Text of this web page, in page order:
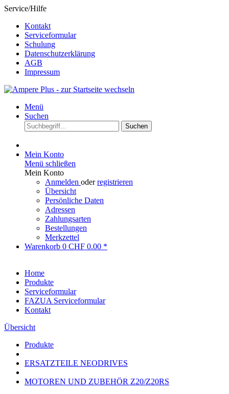
Service/Hilfe
Kontakt
Serviceformular
Schulung
Datenschutzerklärung
AGB
Impressum
Menü
Suchen
Suchen
Mein Konto
Menü schließen
Mein Konto
Anmelden oderregistrieren
Übersicht
Persönliche Daten
Adressen
Zahlungsarten
Bestellungen
Merkzettel
Warenkorb 0 CHF 0.00 *
Home
Produkte
Serviceformular
FAZUA Serviceformular
Kontakt
Übersicht
Produkte
ERSATZTEILE NEODRIVES
MOTOREN UND ZUBEHÖR Z20/Z20RS